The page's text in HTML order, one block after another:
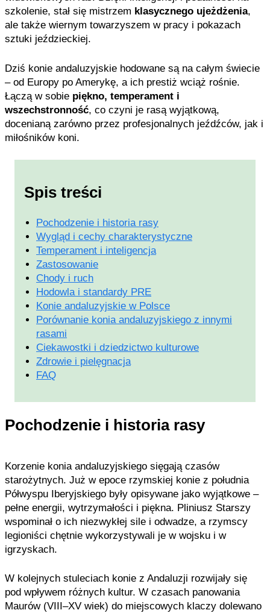
szkolenie, stał się mistrzem klasycznego ujeżdżenia,
ale także wiernym towarzyszem w pracy i pokazach
sztuki jeździeckiej.
Dziś konie andaluzyjskie hodowane są na całym świecie
– od Europy po Amerykę, a ich prestiż wciąż rośnie.
Łączą w sobie piękno, temperament i
wszechstronność, co czyni je rasą wyjątkową,
docenianą zarówno przez profesjonalnych jeźdźców, jak i
miłośników koni.
Spis treści
Pochodzenie i historia rasy
Wygląd i cechy charakterystyczne
Temperament i inteligencja
Zastosowanie
Chody i ruch
Hodowla i standardy PRE
Konie andaluzyjskie w Polsce
Porównanie konia andaluzyjskiego z innymi
rasami
Ciekawostki i dziedzictwo kulturowe
Zdrowie i pielęgnacja
FAQ
Pochodzenie i historia rasy
Korzenie konia andaluzyjskiego sięgają czasów
starożytnych. Już w epoce rzymskiej konie z południa
Półwyspu Iberyjskiego były opisywane jako wyjątkowe –
pełne energii, wytrzymałości i piękna. Pliniusz Starszy
wspominał o ich niezwykłej sile i odwadze, a rzymscy
legioniści chętnie wykorzystywali je w wojsku i w
igrzyskach.
W kolejnych stuleciach konie z Andaluzji rozwijały się
pod wpływem różnych kultur. W czasach panowania
Maurów (VIII–XV wiek) do miejscowych klaczy dolewano